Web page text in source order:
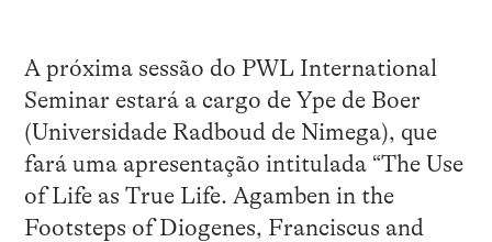
A próxima sessão do PWL International
Seminar estará a cargo de Ype de Boer
(Universidade Radboud de Nimega), que
fará uma apresentação intitulada “The Use
of Life as True Life. Agamben in the
Footsteps of Diogenes, Franciscus and